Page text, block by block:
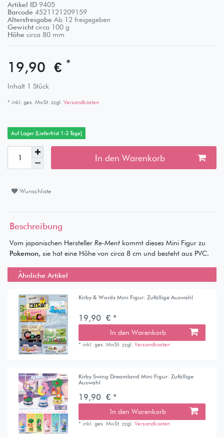
Artikel ID 9405
Barcode 4521121209159
Altersfreigabe Ab 12 freigegeben
Gewicht circa 100 g
Höhe circa 80 mm
19,90 € *
Inhalt 1 Stück
* inkl. ges. MwSt. zzgl. Versandkosten
Auf Lager [Lieferfrist 1-3 Tage]
In den Warenkorb
Wunschliste
Beschreibung
Vom japanischen Hersteller Re-Mentkommt dieses Mini Figur zu
Pokemon, sie hat eine Höhe von circa 8 cm und besteht aus PVC.
Ähnliche Artikel
Kirby & Words Mini Figur: Zufällige Auswahl
19,90 € *
In den Warenkorb
* inkl. ges. MwSt. zzgl.Versandkosten
Kirby Swing Dreamland Mini Figur: Zufällige
Auswahl
19,90 € *
In den Warenkorb
* inkl. ges. MwSt. zzgl.Versandkosten